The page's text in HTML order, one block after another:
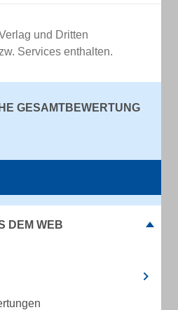
und Dritten
Services enthalten.
GESAMTBEWERTUNG
DEM WEB